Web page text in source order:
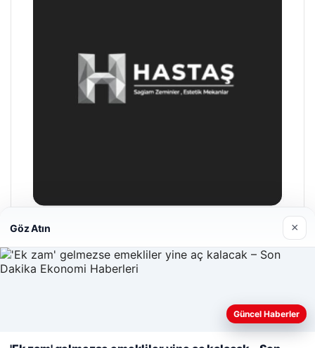
Hastaş Beton
26/05/2026
Web sitemizi nasıl kullandığınızı daha iyi anlayabilmek,
Göz Atın ×
Güncel Haberler